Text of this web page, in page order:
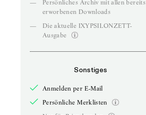
—
Persönliches Archiv mit allen bereits
erworbenen Downloads
—
Die aktuelle IXYPSILONZETT-
Ausgabe
Sonstiges
Anmelden per E-Mail
Persönliche Merklisten